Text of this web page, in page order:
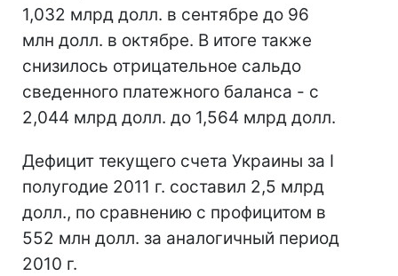
1,032 млрд долл. в сентябре до 96
млн долл. в октябре. В итоге также
снизилось отрицательное сальдо
сведенного платежного баланса - с
2,044 млрд долл. до 1,564 млрд долл.
Дефицит текущего счета Украины за I
полугодие 2011 г. составил 2,5 млрд
долл., по сравнению с профицитом в
552 млн долл. за аналогичный период
2010 г.